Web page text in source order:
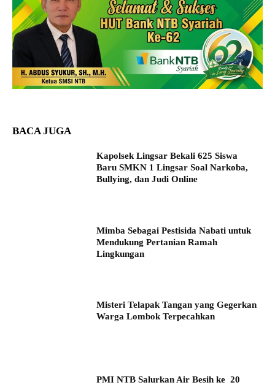
BACA JUGA
Kapolsek Lingsar Bekali 625 Siswa
Baru SMKN 1 Lingsar Soal Narkoba,
Bullying, dan Judi Online
Mimba Sebagai Pestisida Nabati untuk
Mendukung Pertanian Ramah
Lingkungan
Misteri Telapak Tangan yang Gegerkan
Warga Lombok Terpecahkan
PMI NTB Salurkan Air Besih ke 20